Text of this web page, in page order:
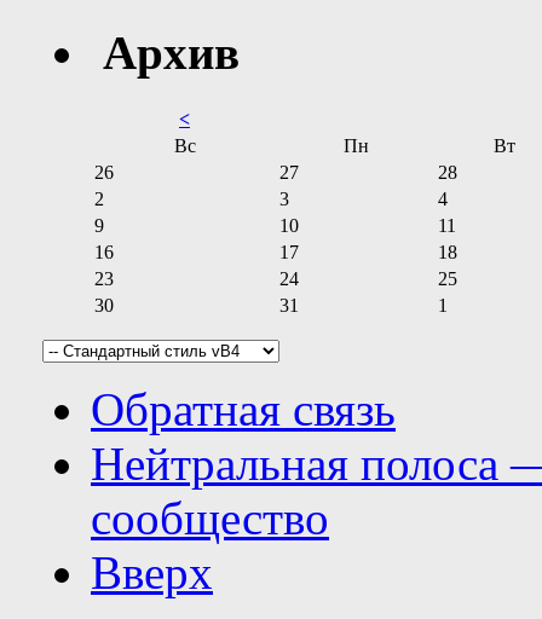
Архив
<
Вс
Пн
Вт
26
27
28
2
3
4
9
10
11
16
17
18
23
24
25
30
31 1
Обратная связь
Нейтральная полоса
сообщество
Вверх